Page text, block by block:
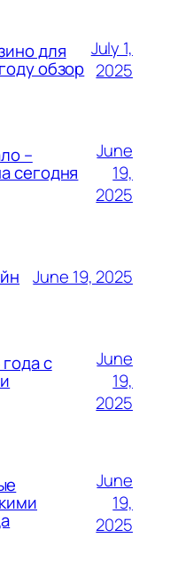
для
обзор
July 1,
2025
–
сегодня
June
19,
2025
June 19, 2025
с
June
19,
2025
June
19,
2025